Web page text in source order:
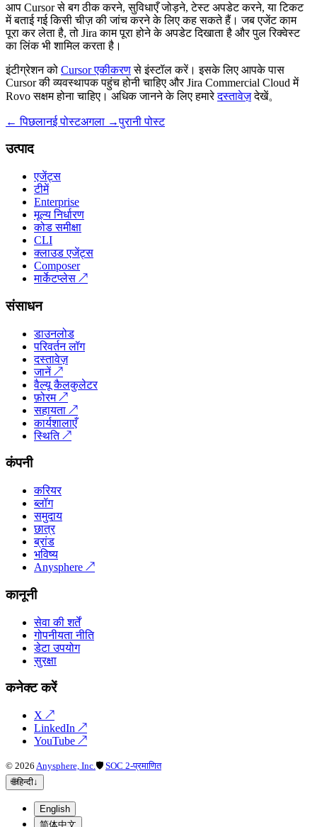
आप Cursor से बग ठीक करने, सुविधाएँ जोड़ने, टेस्ट अपडेट करने, या टिकट
में बताई गई किसी चीज़ की जांच करने के लिए कह सकते हैं। जब एजेंट काम
पूरा कर लेता है, तो Jira काम पूरा होने के अपडेट दिखाता है और पुल रिक्वेस्ट
का लिंक भी शामिल करता है।
इंटीग्रेशन को Cursor एकीकरणसे इंस्टॉल करें। इसके लिए आपके पास
Cursor की व्यवस्थापक पहुंच होनी चाहिए और Jira Commercial Cloud में
Rovo सक्षम होना चाहिए। अधिक जानने के लिए हमारेदस्तावेज़देखें。
← पिछलानई पोस्टअगला →पुरानी पोस्ट
उत्पाद
एजेंट्स
टीमें
Enterprise
मूल्य निर्धारण
कोड समीक्षा
CLI
क्लाउड एजेंट्स
Composer
मार्केटप्लेस ↗
संसाधन
डाउनलोड
परिवर्तन लॉग
दस्तावेज़
जानें↗
वैल्यू कैलकुलेटर
फ़ोरम↗
सहायता ↗
कार्यशालाएँ
स्थिति↗
कंपनी
करियर
ब्लॉग
समुदाय
छात्र
ब्रांड
भविष्य
Anysphere ↗
कानूनी
सेवा की शर्तें
गोपनीयता नीति
डेटा उपयोग
सुरक्षा
कनेक्ट करें
X ↗
LinkedIn ↗
YouTube ↗
© 2026 Anysphere, Inc. 🛡 SOC 2-प्रमाणित
🌐हिन्दी↓
English
简体中文